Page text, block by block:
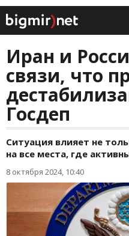
Иран и
связи, что
Госдеп
Ситуация влияет не
на все места, где
8 октября 2024, 10:40